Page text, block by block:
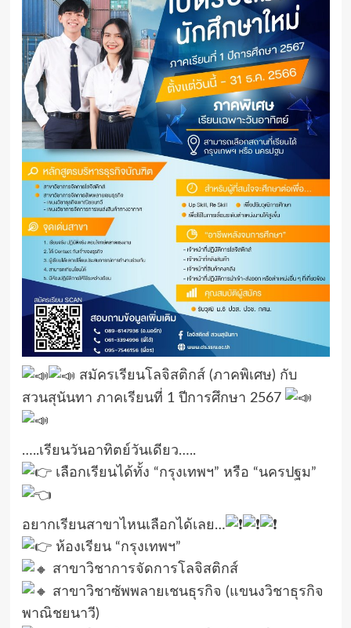
สมัครเรียนโลจิสติกส์ (ภาคพิเศษ) กับ
สวนสุนันทา ภาคเรียนที่ 1 ปีการศึกษา 2567
…..เรียนวันอาทิตย์วันเดียว…..
เลือกเรียนได้ทั้ง “กรุงเทพฯ” หรือ “นครปฐม”
อยากเรียนสาขาไหนเลือกได้เลย…
ห้องเรียน “กรุงเทพฯ”
สาขาวิชาการจัดการโลจิสติกส์
สาขาวิชาซัพพลายเชนธุรกิจ (แขนงวิชาธุรกิจ
พาณิชยนาวี)